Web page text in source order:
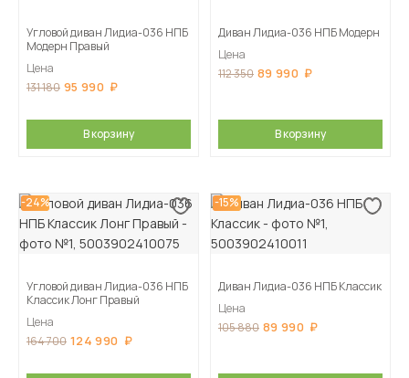
Угловой диван Лидиа-036 НПБ
Модерн Правый
Цена
131 180 95 990
В корзину
Диван Лидиа-036 НПБ Модерн
Цена
112 350 89 990
В корзину
-24%
Угловой диван Лидиа-036 НПБ
Классик Лонг Правый
Цена
164 700 124 990
-15%
Диван Лидиа-036 НПБ Классик
Цена
105 880 89 990